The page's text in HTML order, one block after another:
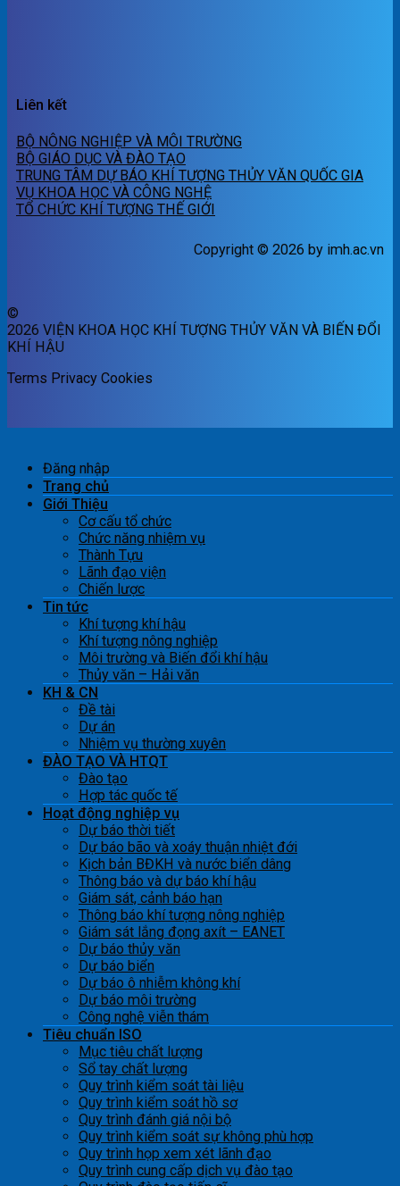
Liên kết
BỘ NÔNG NGHIỆP VÀ MÔI TRƯỜNG
BỘ GIÁO DỤC VÀ ĐÀO TẠO
TRUNG TÂM DỰ BÁO KHÍ TƯỢNG THỦY VĂN QUỐC GIA
VỤ KHOA HỌC VÀ CÔNG NGHỆ
TỔ CHỨC KHÍ TƯỢNG THẾ GIỚI
Copyright © 2026 by imh.ac.vn
©
2026 VIỆN KHOA HỌC KHÍ TƯỢNG THỦY VĂN VÀ BIẾN ĐỔI
KHÍ HẬU
Terms Privacy Cookies
Đăng nhập
Trang chủ
Giới Thiệu
Cơ cấu tổ chức
Chức năng nhiệm vụ
Thành Tựu
Lãnh đạo viện
Chiến lược
Tin tức
Khí tượng khí hậu
Khí tượng nông nghiệp
Môi trường và Biến đổi khí hậu
Thủy văn – Hải văn
KH & CN
Đề tài
Dự án
Nhiệm vụ thường xuyên
ĐÀO TẠO VÀ HTQT
Đào tạo
Hợp tác quốc tế
Hoạt động nghiệp vụ
Dự báo thời tiết
Dự báo bão và xoáy thuận nhiệt đới
Kịch bản BĐKH và nước biển dâng
Thông báo và dự báo khí hậu
Giám sát, cảnh báo hạn
Thông báo khí tượng nông nghiệp
Giám sát lắng đọng axít – EANET
Dự báo thủy văn
Dự báo biển
Dự báo ô nhiễm không khí
Dự báo môi trường
Công nghệ viễn thám
Tiêu chuẩn ISO
Mục tiêu chất lượng
Sổ tay chất lượng
Quy trình kiểm soát tài liệu
Quy trình kiểm soát hồ sơ
Quy trình đánh giá nội bộ
Quy trình kiểm soát sự không phù hợp
Quy trình họp xem xét lãnh đạo
Quy trình cung cấp dịch vụ đào tạo